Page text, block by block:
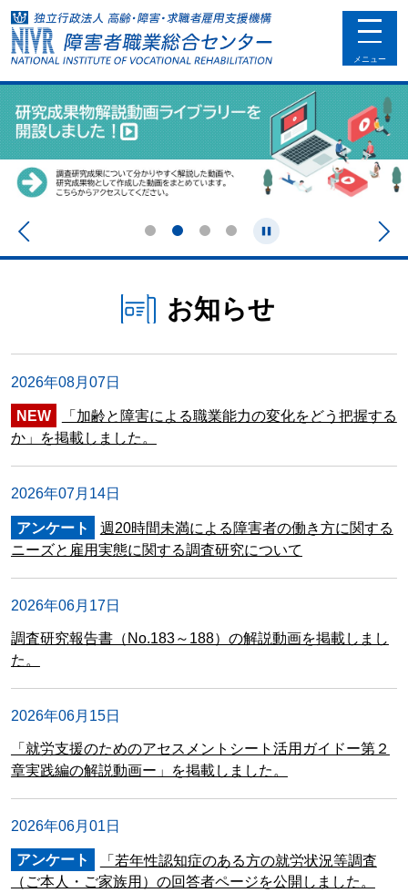
toggle
メニュー
Stop
お知らせ
2026年08月07日
NEW
「加齢と障害による職業能力の変化をどう把握する
か」を掲載しました。
2026年07月14日
アンケート
週20時間未満による障害者の働き方に関する
ニーズと雇用実態に関する調査研究について
2026年06月17日
調査研究報告書（No.183～188）の解説動画を掲載しまし
た。
2026年06月15日
「就労支援のためのアセスメントシート活用ガイドー第２
章実践編の解説動画ー」を掲載しました。
2026年06月01日
アンケート
「若年性認知症のある方の就労状況等調査
（ご本人・ご家族用）の回答者ページを公開しました。